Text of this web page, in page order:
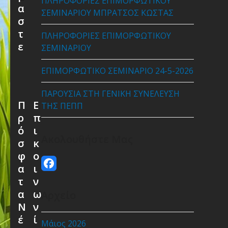
ΣΕΜΙΝΑΡΙΟΥ ΜΠΡΑΤΣΟΣ ΚΩΣΤΑΣ
ΠΛΗΡΟΦΟΡΙΕΣ ΕΠΙΜΟΡΦΩΤΙΚΟΥ
ΣΕΜΙΝΑΡΙΟΥ
ΕΠΙΜΟΡΦΩΤΙΚΟ ΣΕΜΙΝΑΡΙΟ 24-5-2026
ΠΑΡΟΥΣΙΑ ΣΤΗ ΓΕΝΙΚΗ ΣΥΝΕΛΕΥΣΗ
ΤΗΣ ΠΕΠΠ
Facebook
Αρχείο
Μάιος 2026
α
σ
τ
ε
Π
ρ
ό
σ
φ
α
τ
α
Ν
έ
Ε
π
ι
κ
ο
ι
ν
ω
ν
ί